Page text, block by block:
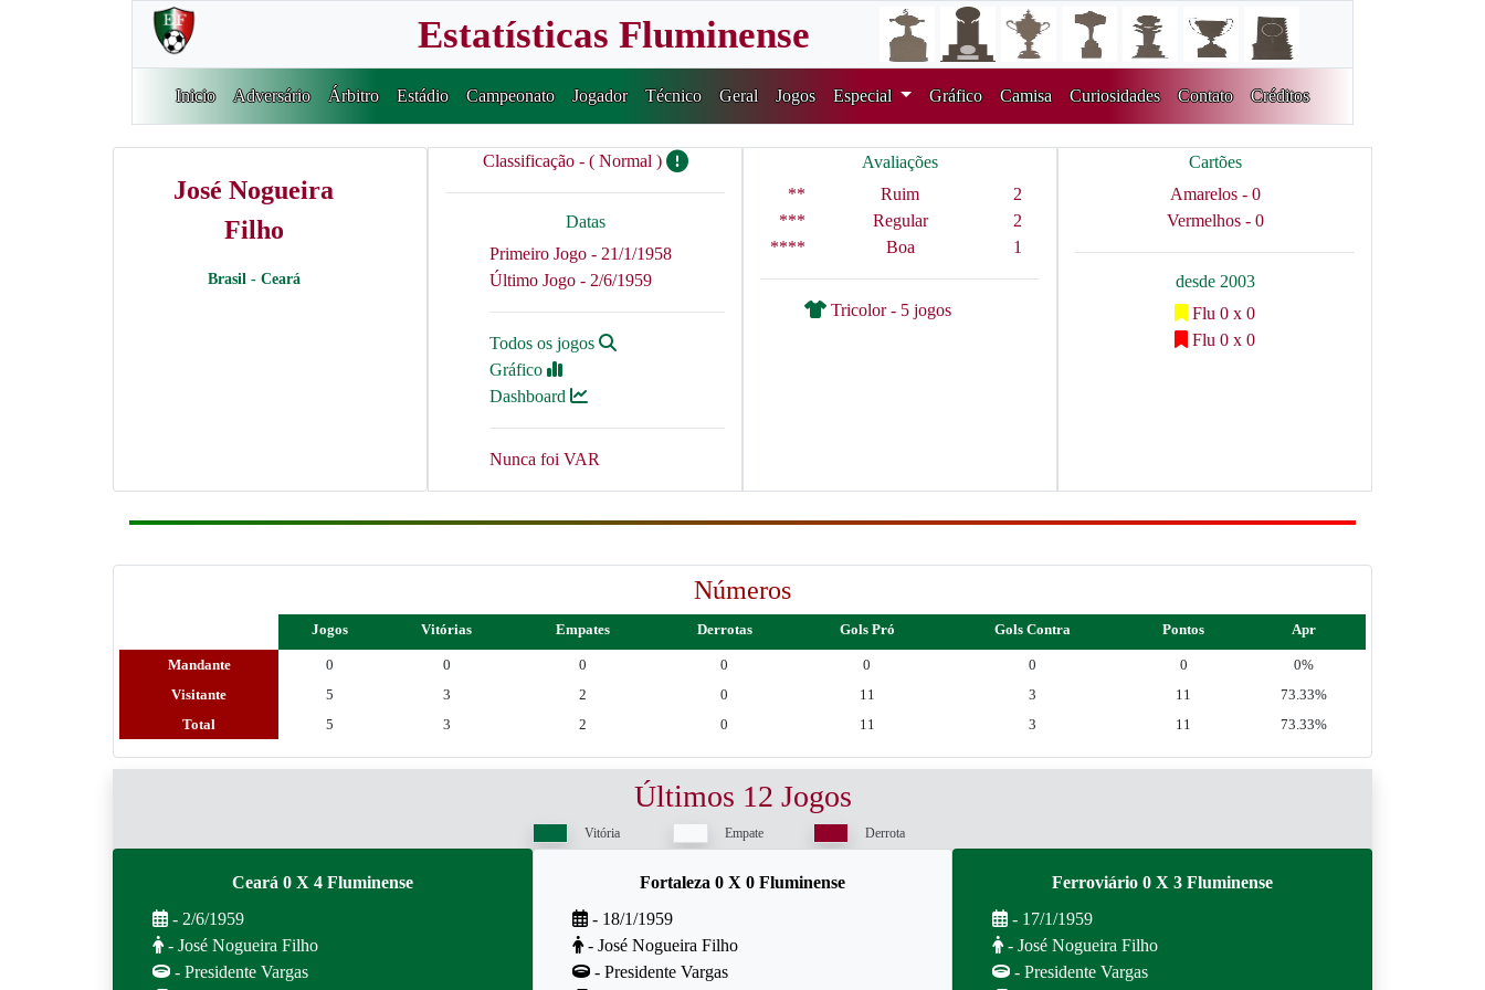
Estatísticas Fluminense
Inicio Adversário Árbitro Estádio Campeonato Jogador Técnico Geral Jogos Especial Gráfico Camisa Curiosidades Contato Créditos
José Nogueira
Filho
Brasil - Ceará
Classificação - ( Normal )
Datas
Primeiro Jogo - 21/1/1958
Último Jogo - 2/6/1959
Todos os jogos
Gráfico
Dashboard
Nunca foi VAR
Avaliações
**
Ruim
2
***
Regular
2
****
Boa 1
Tricolor - 5 jogos
Cartões
Amarelos - 0
Vermelhos - 0
desde 2003
Flu 0 x 0
Flu 0 x 0
Números
Jogos Vitórias Empates Derrotas Gols Pró Gols Contra Pontos Apr
Mandante 0 0 0 0 0 0 0
0%
Visitante
5 3 2 0 11 3 11
73.33%
Total
5 3 2 0 11 3 11 73.33%
Últimos 12 Jogos
Vitória Empate Derrota
Ceará 0 X 4 Fluminense
- 2/6/1959
- José Nogueira Filho
- Presidente Vargas
Fortaleza 0 X 0 Fluminense
- 18/1/1959
- José Nogueira Filho
- Presidente Vargas
Ferroviário 0 X 3 Fluminense
- 17/1/1959
- José Nogueira Filho
- Presidente Vargas